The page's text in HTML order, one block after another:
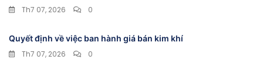
Th7 07, 2026
0
Quyết định về việc ban hành giá bán kim khí
Th7 07, 2026
0